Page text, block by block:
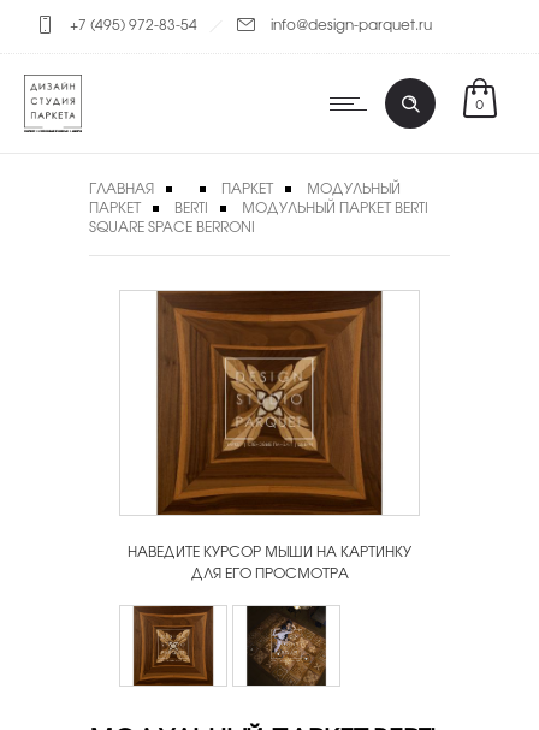
+7 (495) 972-83-54 info@design-parquet.ru
0
ГЛАВНАЯ ПАРКЕТ
МОДУЛЬНЫЙ
ПАРКЕТ
BERTI
МОДУЛЬНЫЙ ПАРКЕТ BERTI
SQUARE SPACE BERRONI
НАВЕДИТЕ КУРСОР МЫШИ НА КАРТИНКУ
ДЛЯ ЕГО ПРОСМОТРА